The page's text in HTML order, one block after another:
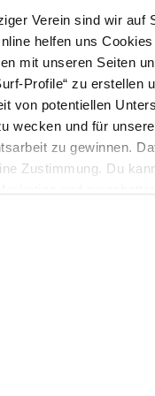
Verein sind wir auf
helfen uns
mit unseren Seiten
Profile“ zu erstellen
von potentiellen
wecken und für unsere
zu gewinnen.
Zustimmung. Du
Banner kannst
Justiz